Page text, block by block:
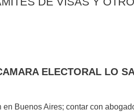
ELECTORAL LO
Buenos Aires; contar con